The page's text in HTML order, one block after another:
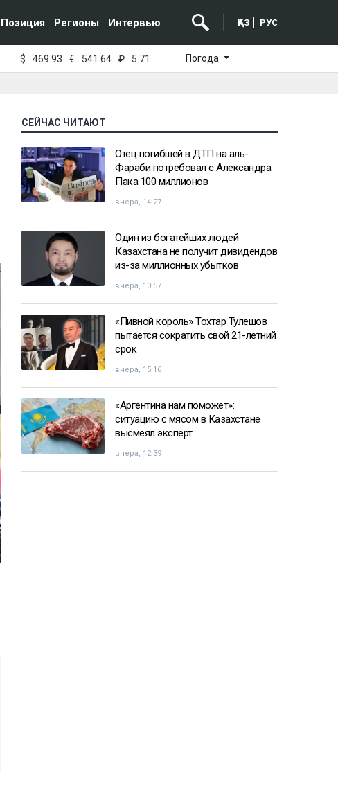
Позиция Регионы Интервью ҚАЗ РУС
$ 469.93 € 541.64 ₽ 5.71 Погода
СЕЙЧАС ЧИТАЮТ
Отец погибшей в ДТП на аль-
Фараби потребовал с Александра
Пака 100 миллионов
вчера, 14:27
Один из богатейших людей
Казахстана не получит дивидендов
из-за миллионных убытков
вчера, 10:57
«Пивной король» Тохтар Тулешов
пытается сократить свой 21-летний
срок
вчера, 15:16
«Аргентина нам поможет»:
ситуацию с мясом в Казахстане
высмеял эксперт
вчера, 12:39